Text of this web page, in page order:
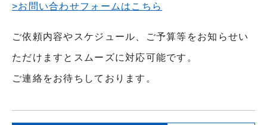
>お問い合わせフォームはこちら
ご依頼内容やスケジュール、ご予算等をお知らせい
ただけますとスムーズに対応可能です。
ご連絡をお待ちしております。